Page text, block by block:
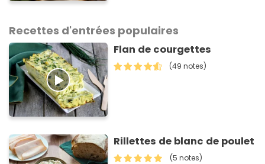
Recettes d'entrées populaires
Flan de courgettes
(49 notes)
Rillettes de blanc de poulet
(5 notes)